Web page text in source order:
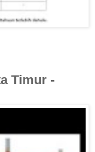
Timur -